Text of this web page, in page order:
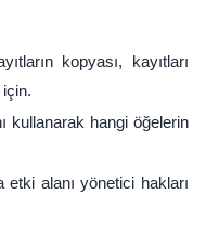
kopyası, kayıtları
kullanarak hangi öğelerin
alanı yönetici hakları